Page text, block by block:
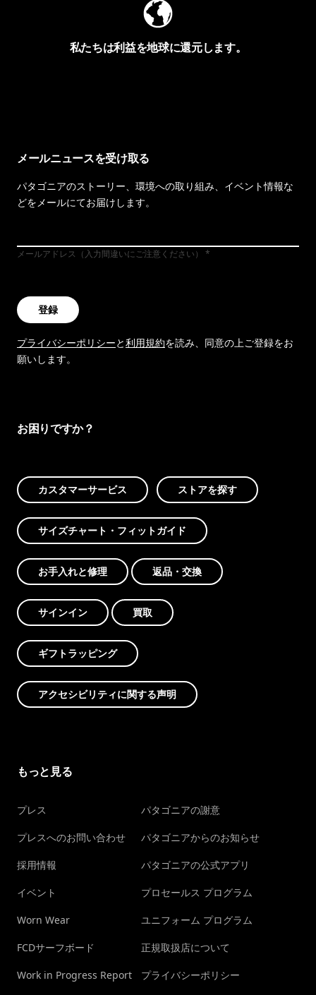
私たちは利益を地球に還元します。
メールニュースを受け取る
パタゴニアのストーリー、環境への取り組み、イベント情報な
どをメールにてお届けします。
メールアドレス（入力間違いにご注意ください）
登録
プライバシーポリシーと利用規約を読み、同意の上ご登録をお
願いします。
お困りですか？
カスタマーサービス ストアを探す
サイズチャート・フィットガイド
お手入れと修理 返品・交換
サインイン 買取
ギフトラッピング
アクセシビリティに関する声明
もっと見る
プレス
プレスへのお問い合わせ
採用情報
イベント
Worn Wear
FCDサーフボード
Work in Progress Report
パタゴニアの謝意
パタゴニアからのお知らせ
パタゴニアの公式アプリ
プロセールス プログラム
ユニフォーム プログラム
正規取扱店について
プライバシーポリシー